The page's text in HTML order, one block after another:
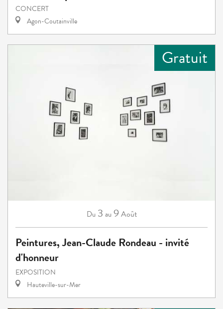
CONCERT
Agon-Coutainville
Gratuit
Du 3 au 9Août
Peintures, Jean-Claude Rondeau - invité
d'honneur
EXPOSITION
Hauteville-sur-Mer